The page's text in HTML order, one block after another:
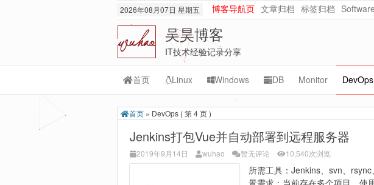
2026年08月07日 星期五 博客导航页 文章归档 标签归档 Software
吴昊博客
IT技术经验记录分享
首页 Linux
Transmission
lnmp
Windows DB
MySQL
MongoDB
Monitor
Cacti
Grafana
Prometheus
DevOps
Jenkins
ceph
首页 » DevOps ( 第 4 页 )
Jenkins打包Vue并自动部署到远程服务器
2019年9月14日 wuhao 暂无评论 10,540次浏览
所需工具：Jenkins、svn、
景需求：当前存在多个项目，使